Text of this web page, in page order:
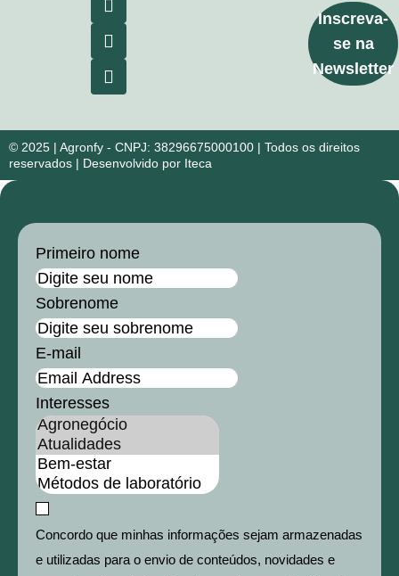
Inscreva-
se na
Newsletter
© 2025 | Agronfy - CNPJ: 38296675000100 | Todos os direitos
reservados | Desenvolvido por Iteca
Primeiro nome
Sobrenome
E-mail
Interesses
Concordo que minhas informações sejam armazenadas
e utilizadas para o envio de conteúdos, novidades e